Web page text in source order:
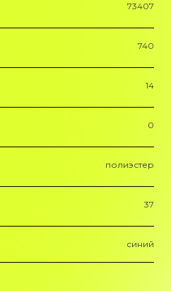
73407
740
14
0
полиэстер
37
синий